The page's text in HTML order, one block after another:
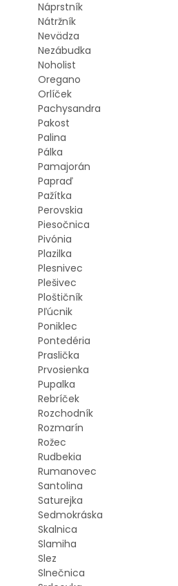
Náprstník
Nátržník
Nevädza
Nezábudka
Noholist
Oregano
Orlíček
Pachysandra
Pakost
Palina
Pálka
Pamajorán
Papraď
Pažítka
Perovskia
Piesočnica
Pivónia
Plazilka
Plesnivec
Plešivec
Ploštičník
Pľúcnik
Poniklec
Pontedéria
Praslička
Prvosienka
Pupalka
Rebríček
Rozchodník
Rozmarín
Rožec
Rudbekia
Rumanovec
Santolina
Saturejka
Sedmokráska
Skalnica
Slamiha
Slez
Slnečnica